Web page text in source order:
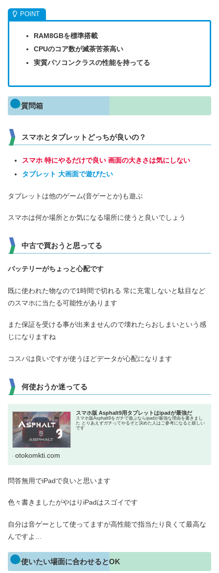
RAM8GBを標準搭載
CPUのコア数が滅茶苦茶高い
実質パソコンクラスの性能を持ってる
質問箱
スマホとタブレットどっちが良いの？
スマホ 特にやるだけで良い 画面の大きさは気にしない
タブレット 大画面で遊びたい
タブレットは他のゲーム(音ゲーとか)も遊ぶ
スマホは何か場所とか気になる場所に使うと良いでしょう
中古で買おうと思ってる
バッテリーがちょっと心配です
既に使われた物なので1時間で切れる 常に充電しないと駄目など
のスマホに当たる可能性があります
また保証を受ける事が出来ませんので壊れたらおしまいという感
じになりますね
コスパは良いですが使うほどデータが心配になります
何使おうか迷ってる
スマホ版 Asphalt9用タブレットはipadが最強だ
スマホ版Asphalt9をガチで遊ぶならipadが最強な理由を書きまし
た とりあえずガチってやるぞと決めた人はご参考になると嬉しい
です
otokomkti.com
問答無用でiPadで良いと思います
色々書きましたがやはりiPadはスゴイです
自分は音ゲーとして使ってますが高性能で指当たり良くて最高な
んですよ…
使いたい場面に合わせるとOK